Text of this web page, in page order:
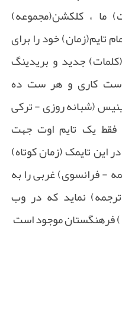
ما ، کلکشن(مجموعه)
تایم(زمان) خود را برای
جدید و بریدینگ
ست کاری و هر ست ده
(شبانه روزی - ترکی
فقط یک تایم اوت جهت
این تایمک (زمان کوتاه)
- فرانسوی) غربی را به
نماید که در وب
فرهنگستان موجود است